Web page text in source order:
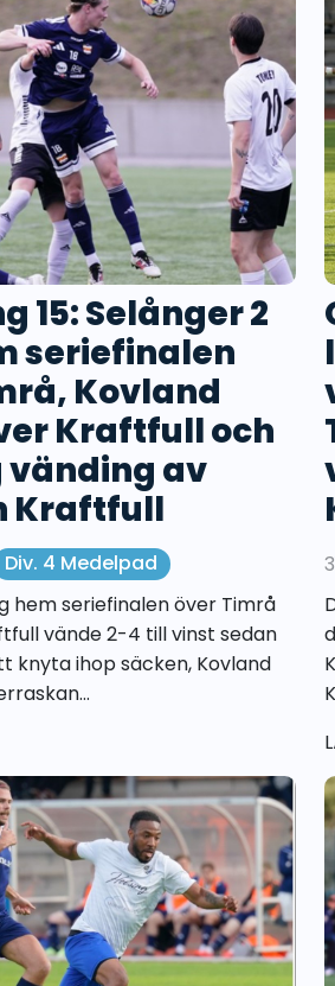
15: Selånger 2
seriefinalen
Kovland
Kraftfull och
av
Kraftfull
Div. 4 Medelpad
hem seriefinalen över Timrå
vände 2-4 till vinst sedan
knyta ihop säcken, Kovland